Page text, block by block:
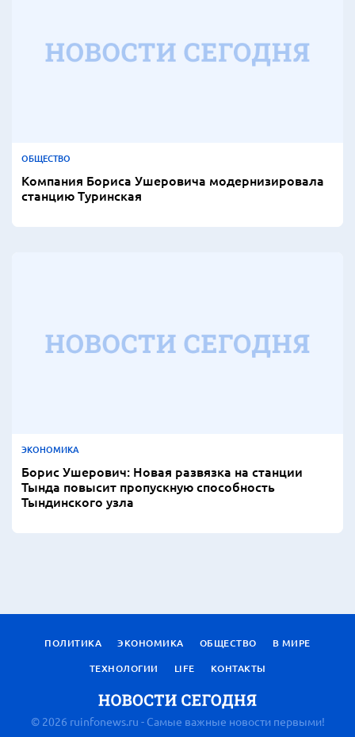
ОБЩЕСТВО
Компания Бориса Ушеровича модернизировала
станцию Туринская
ЭКОНОМИКА
Борис Ушерович: Новая развязка на станции
Тында повысит пропускную способность
Тындинского узла
ПОЛИТИКА ЭКОНОМИКА ОБЩЕСТВО
В МИРЕ
ТЕХНОЛОГИИ
LIFE КОНТАКТЫ
© 2026 ruinfonews.ru - Самые важные новости первыми!